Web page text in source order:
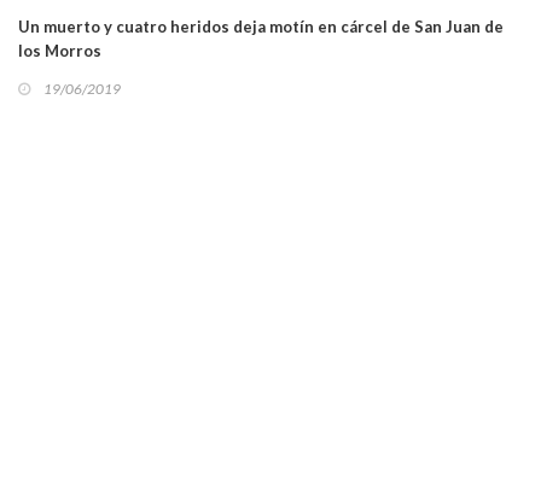
Un muerto y cuatro heridos deja motín en cárcel de San Juan de
los Morros
19/06/2019